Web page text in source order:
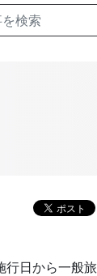
行日から一般旅